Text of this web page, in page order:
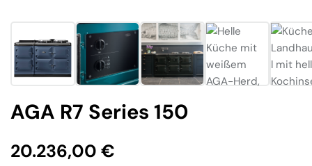
AGA R7 Series 150
Regulärer Preis:
20.236,00 €